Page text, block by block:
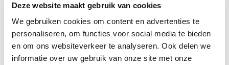
Deze website maakt gebruik van cookies
We gebruiken cookies om content en advertenties te
personaliseren, om functies voor social media te bieden
en om ons websiteverkeer te analyseren. Ook delen we
informatie over uw gebruik van onze site met onze